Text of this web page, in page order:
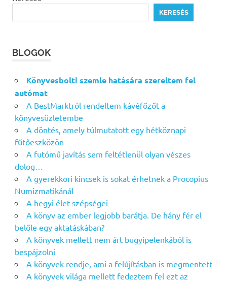
KERESÉS
BLOGOK
Könyvesbolti szemle hatására szereltem fel
autómat
A BestMarktról rendeltem kávéfőzőt a
könyvesüzletembe
A döntés, amely túlmutatott egy hétköznapi
fűtőeszközön
A futómű javítás sem feltétlenül olyan vészes
dolog…
A gyerekkori kincsek is sokat érhetnek a Procopius
Numizmatikánál
A hegyi élet szépségei
A könyv az ember legjobb barátja. De hány fér el
belőle egy aktatáskában?
A könyvek mellett nem árt bugyipelenkából is
bespájzolni
A könyvek rendje, ami a felújításban is megmentett
A könyvek világa mellett fedeztem fel ezt az